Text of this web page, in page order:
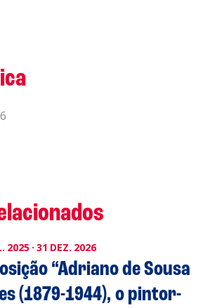
2025 · 31 DEZ. 2026
“Adriano de Sousa
(1879-1944), o pintor-